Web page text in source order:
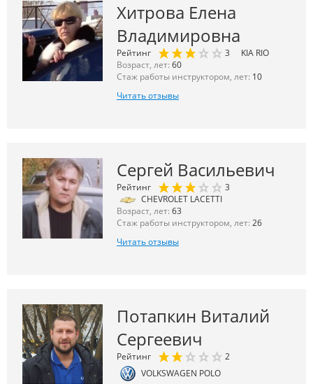
Хитрова Елена
Владимировна
Рейтинг 3
KIA RIO
Возраст, лет: 60
Стаж работы инструктором, лет: 10
Читать отзывы
Сергей Васильевич
Рейтинг
3
CHEVROLET LACETTI
Возраст, лет: 63
Стаж работы инструктором, лет: 26
Читать отзывы
Потапкин Виталий
Сергеевич
Рейтинг
2
VOLKSWAGEN POLO